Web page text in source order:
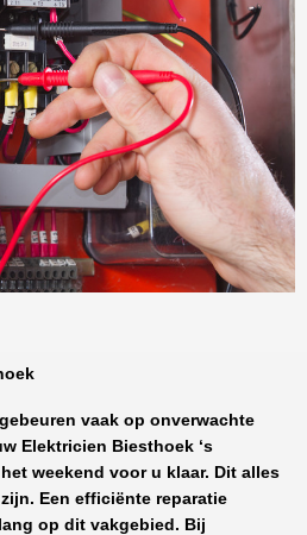
vaak op onverwachte
Elektricien Biesthoek ‘s
weekend voor u klaar. Dit alles
Een efficiënte reparatie
op dit vakgebied. Bij